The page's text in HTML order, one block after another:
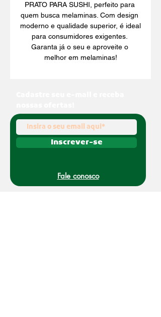
PRATO PARA SUSHI, perfeito para
quem busca melaminas. Com design
moderno e qualidade superior, é ideal
para consumidores exigentes.
Garanta já o seu e aproveite o
melhor em melaminas!
Inscrever-se
Fale conosco